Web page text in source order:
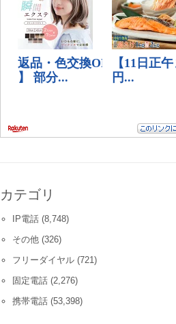
カテゴリ
IP電話 (8,748)
その他 (326)
フリーダイヤル (721)
固定電話 (2,276)
携帯電話 (53,398)